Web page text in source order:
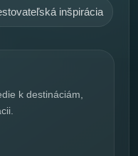
inšpirácia
k destináciám,